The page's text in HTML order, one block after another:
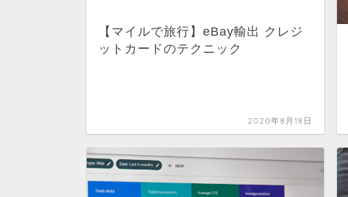
【マイルで旅行】eBay輸出 クレジ
ットカードのテクニック
2020年8月18日